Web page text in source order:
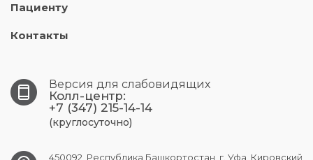
Пациенту
Контакты
Версия для слабовидящих
Колл-центр:
+7 (347) 215-14-14
(круглосуточно)
450092, Республика Башкортостан, г. Уфа, Кировский